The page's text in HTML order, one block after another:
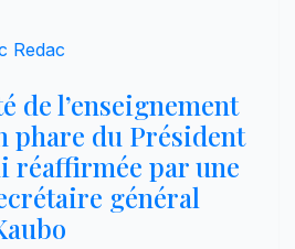
Redac
de l’enseignement
phare du Président
réaffirmée par une
général